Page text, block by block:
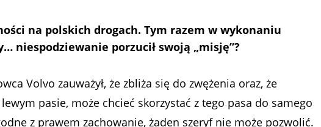
na polskich drogach. Tym razem w wykonaniu
niespodziewanie porzucił swoją „misję”?
Volvo zauważył, że zbliża się do zwężenia oraz, że
pasie, może chcieć skorzystać z tego pasa do samego
z prawem zachowanie, żaden szeryf nie może pozwolić.